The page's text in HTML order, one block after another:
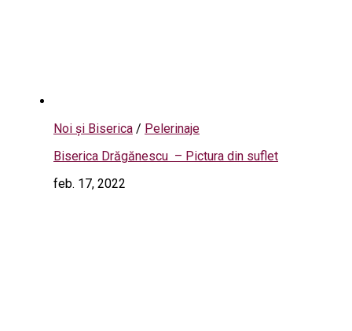
Noi și Biserica / Pelerinaje
Biserica Drăgănescu – Pictura din suflet
feb. 17, 2022